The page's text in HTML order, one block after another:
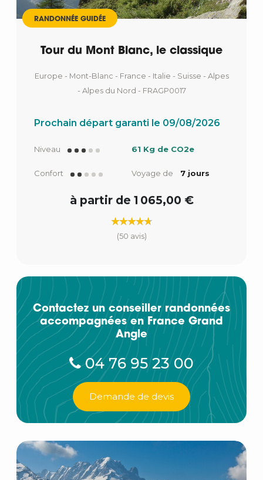
RANDONNÉE GUIDÉE
Tour du Mont Blanc, le classique
Europe - Mont-Blanc - France - Italie - Suisse - Alpes
- Alpes du Nord - FRAGP0017
Prochain départ garanti le 09/08/2026
Niveau 61 Kg de CO2e
Confort Voyage de 7 jours
à partir de 1 065,00 €
(50 avis)
Contactez un conseiller randonnées
accompagnées en France Grand
Angle
04 76 95 23 00
Demande de devis